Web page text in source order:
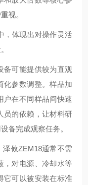
视。
，体现出对操作灵活
备可能提供较为直观
化参数调整。样品加
户在不同样品间快速
员的依赖，让材料研
备完成观察任务。
攸ZEM18通常不需
，对电源、冷却水等
它可以被安装在标准